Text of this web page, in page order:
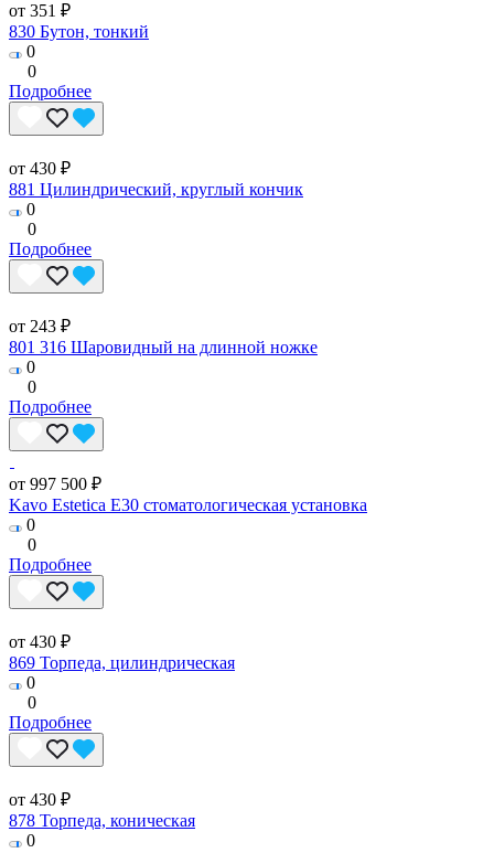
от 351 ₽
830 Бутон, тонкий
0
0
Подробнее
от 430 ₽
881 Цилиндрический, круглый кончик
0
0
Подробнее
от 243 ₽
801 316 Шаровидный на длинной ножке
0
0
Подробнее
от 997 500 ₽
Kavo Estetica E30 стоматологическая установка
0
0
Подробнее
от 430 ₽
869 Торпеда, цилиндрическая
0
0
Подробнее
от 430 ₽
878 Торпеда, коническая
0